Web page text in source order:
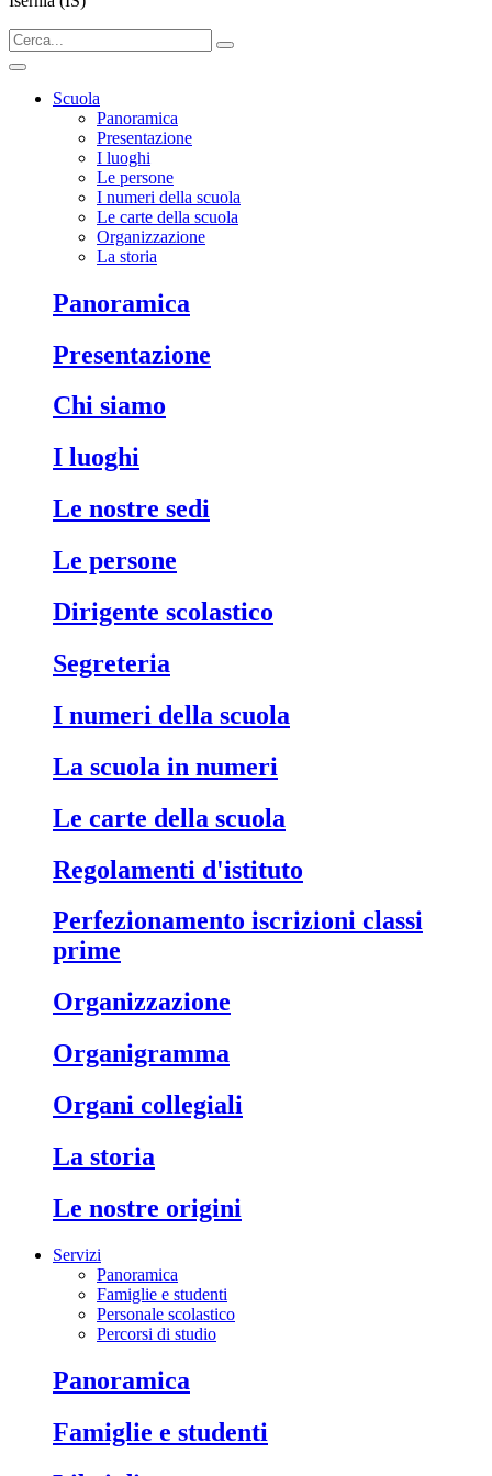
Scuola
Panoramica
Presentazione
I luoghi
Le persone
I numeri della scuola
Le carte della scuola
Organizzazione
La storia
panoramica
presentazione
chi siamo
i luoghi
le nostre sedi
le persone
dirigente scolastico
segreteria
i numeri della scuola
la scuola in numeri
le carte della scuola
regolamenti d'istituto
perfezionamento iscrizioni classi
prime
organizzazione
organigramma
organi collegiali
la storia
le nostre origini
Servizi
Panoramica
Famiglie e studenti
Personale scolastico
Percorsi di studio
panoramica
famiglie e studenti